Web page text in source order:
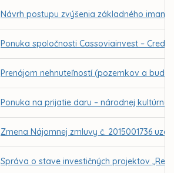
Návrh postupu zvýšenia základného
Ponuka spoločnosti Cassoviainvest –
Prenájom nehnuteľností (pozemkov a
Ponuka na prijatie daru – národnej
Zmena Nájomnej zmluvy č. 2015001736
Správa o stave investičných projektov